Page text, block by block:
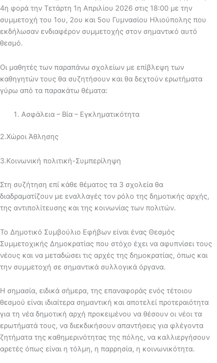
4η φορά την Τετάρτη 1η Απριλίου 2026 στις 18:00 με την
συμμετοχή του 1ου, 2ου και 5ου Γυμνασίου Ηλιούπολης που
εκδήλωσαν ενδιαφέρον συμμετοχής στον σημαντικό αυτό
θεσμό.
Οι μαθητές των παραπάνω σχολείων με επίβλεψη των
καθηγητών τους θα συζητήσουν και θα δεχτούν ερωτήματα
γύρω από τα παρακάτω θέματα:
Ασφάλεια – Βία – Εγκληματικότητα
2.Χώροι Άθλησης
3.Κοινωνική πολιτική-Συμπερίληψη
Στη συζήτηση επί κάθε θέματος τα 3 σχολεία θα
διαδραματίζουν με εναλλαγές τον ρόλο της δημοτικής αρχής,
της αντιπολίτευσης και της κοινωνίας των πολιτών.
Το Δημοτικό Συμβούλιο Εφήβων είναι ένας Θεσμός
Συμμετοχικής Δημοκρατίας που στόχο έχει να αφυπνίσει τους
νέους και να μεταδώσει τις αρχές της δημοκρατίας, όπως και
την συμμετοχή σε σημαντικά συλλογικά όργανα.
Η σημασία, ειδικά σήμερα, της επαναφοράς ενός τέτοιου
θεσμού είναι ιδιαίτερα σημαντική και αποτελεί προτεραιότητα
για τη νέα δημοτική αρχή προκειμένου να θέσουν οι νέοι τα
ερωτήματά τους, να διεκδικήσουν απαντήσεις για φλέγοντα
ζητήματα της καθημερινότητας της πόλης, να καλλιεργήσουν
αρετές όπως είναι η τόλμη, η παρρησία, η κοινωνικότητα.